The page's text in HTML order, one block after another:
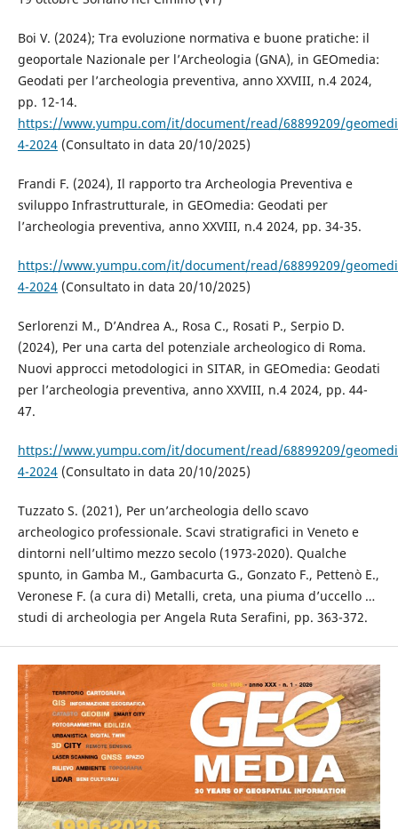
Boi V. (2024); Tra evoluzione normativa e buone pratiche: il
geoportale Nazionale per l’Archeologia (GNA), in GEOmedia:
Geodati per l’archeologia preventiva, anno XXVIII, n.4 2024,
pp. 12-14.
https://www.yumpu.com/it/document/read/68899209/
4-2024(Consultato in data 20/10/2025)
Frandi F. (2024), Il rapporto tra Archeologia Preventiva e
sviluppo Infrastrutturale, in GEOmedia: Geodati per
l’archeologia preventiva, anno XXVIII, n.4 2024, pp. 34-35.
https://www.yumpu.com/it/document/read/68899209/
4-2024(Consultato in data 20/10/2025)
Serlorenzi M., D’Andrea A., Rosa C., Rosati P., Serpio D.
(2024), Per una carta del potenziale archeologico di Roma.
Nuovi approcci metodologici in SITAR, in GEOmedia: Geodati
per l’archeologia preventiva, anno XXVIII, n.4 2024, pp. 44-
47.
https://www.yumpu.com/it/document/read/68899209/
4-2024(Consultato in data 20/10/2025)
Tuzzato S. (2021), Per un’archeologia dello scavo
archeologico professionale. Scavi stratigrafici in Veneto e
dintorni nell’ultimo mezzo secolo (1973-2020). Qualche
spunto, in Gamba M., Gambacurta G., Gonzato F., Pettenò E.,
Veronese F. (a cura di) Metalli, creta, una piuma d’uccello …
studi di archeologia per Angela Ruta Serafini, pp. 363-372.